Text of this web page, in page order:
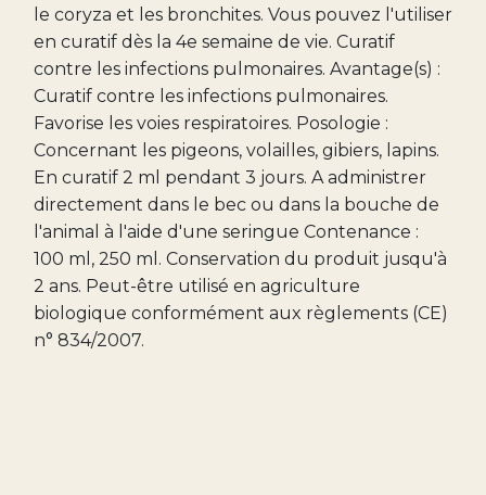
le coryza et les bronchites. Vous pouvez l'utiliser
en curatif dès la 4e semaine de vie. Curatif
contre les infections pulmonaires. Avantage(s) :
Curatif contre les infections pulmonaires.
Favorise les voies respiratoires​. Posologie :
Concernant les pigeons, volailles, gibiers, lapins.
En curatif 2 ml pendant 3 jours. A administrer
directement dans le bec ou dans la bouche de
l'animal à l'aide d'une seringue Contenance :
100 ml, 250 ml. Conservation du produit jusqu'à
2 ans. Peut-être utilisé en agriculture
biologique conformément aux règlements (CE)
n° 834/2007.